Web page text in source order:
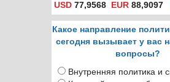
USD 77,9568 EUR 88,9097
Какое направление
сегодня вызывает у вас
вопросы?
Внутренняя политика и